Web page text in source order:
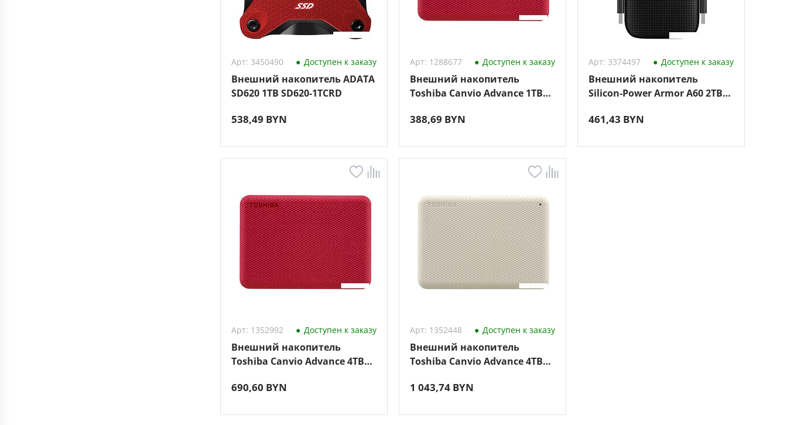
Арт: 3450490 Доступен к заказу
Внешний накопитель ADATA
SD620 1TB SD620-1TCRD
538,49 BYN
Арт: 1288677 Доступен к заказу
Внешний накопитель
Toshiba Canvio Advance 1TB
388,69 BYN
Арт: 3374497 Доступен к заказу
Внешний накопитель
Silicon-Power Armor A60 2TB
461,43 BYN
Арт: 1352992 Доступен к заказу
Внешний накопитель
Toshiba Canvio Advance 4TB
690,60 BYN
Арт: 1352448 Доступен к заказу
Внешний накопитель
Toshiba Canvio Advance 4TB
1 043,74 BYN